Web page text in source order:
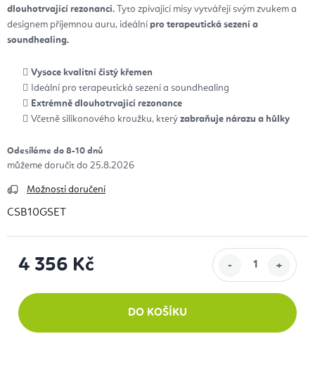
dlouhotrvající rezonanci. Tyto zpívající mísy vytvářejí svým zvukem a
designem příjemnou auru, ideální pro terapeutická sezení a
soundhealing.
Vysoce kvalitní čistý křemen
Ideální pro terapeutická sezení a soundhealing
Extrémně dlouhotrvající rezonance
Včetně silikonového kroužku, který zabraňuje nárazu a hůlky
Odesíláme do 8-10 dnů
25.8.2026
Možnosti doručení
CSB10GSET
4 356 Kč
DO KOŠÍKU